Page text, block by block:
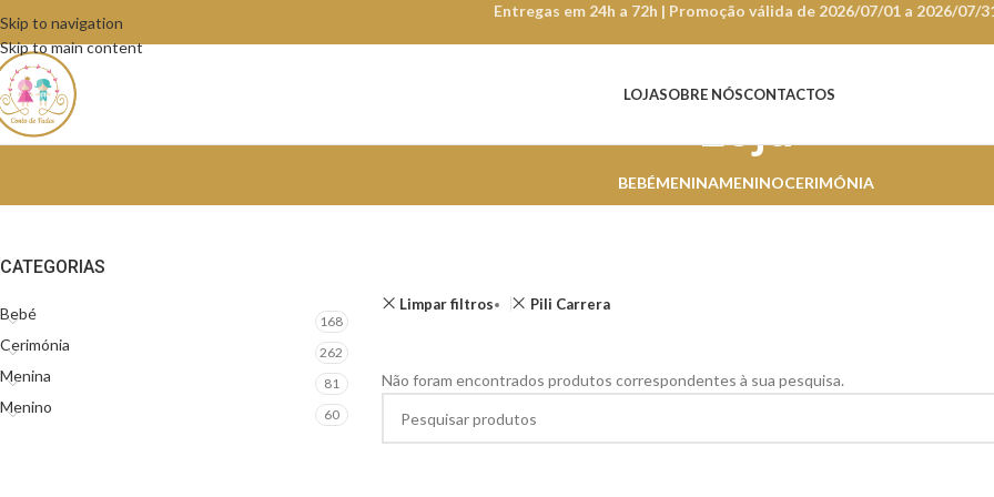
Skip to navigation
Skip to main content
Entregas em 24h a 72h | Promoção válida de 2026/07/01 a 2026/07/
LOJASOBRE NÓSCONTACTOS
Loja
BEBÉMENINAMENINOCERIMÓNIA
CATEGORIAS
Bebé 168
Cerimónia 262
Menina 81
Menino 60
Limpar filtros Pili Carrera
Não foram encontrados produtos correspondentes à sua pesquisa.